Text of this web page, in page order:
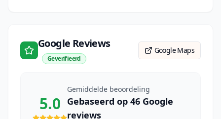
Google Reviews
Geverifieerd
Google Maps
5.0
Gemiddelde beoordeling
Gebaseerd op 46 Google
reviews